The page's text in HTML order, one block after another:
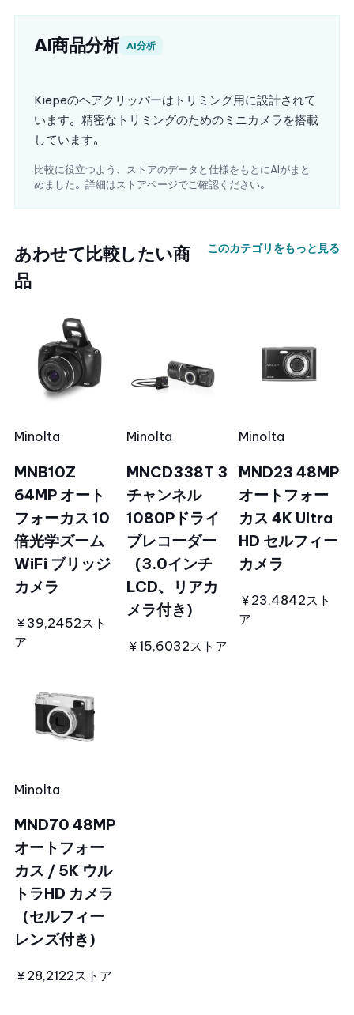
AI商品分析 AI分析
Kiepeのヘアクリッパーはトリミング用に設計されて
います。精密なトリミングのためのミニカメラを搭載
しています。
比較に役立つよう、ストアのデータと仕様をもとにAIがまと
めました。詳細はストアページでご確認ください。
あわせて比較したい商
品
このカテゴリをもっと見る
Minolta
MNB10Z
64MP オート
フォーカス 10
倍光学ズーム
WiFi ブリッジ
カメラ
￥39,2452スト
ア
Minolta
MNCD338T 3
チャンネル
1080Pドライ
ブレコーダー
（3.0インチ
LCD、リアカ
メラ付き）
￥15,6032ストア
Minolta
MND23 48MP
オートフォー
カス 4K Ultra
HD セルフィー
カメラ
￥23,4842スト
ア
Minolta
MND70 48MP
オートフォー
カス / 5K ウル
トラHD カメラ
（セルフィー
レンズ付き）
￥28,2122ストア